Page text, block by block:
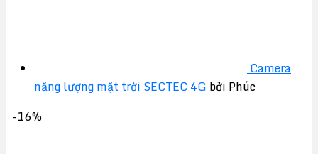
Camera
năng lượng mặt trời SECTEC 4G bởi Phúc
-16%